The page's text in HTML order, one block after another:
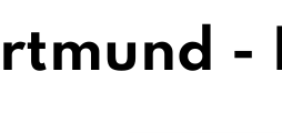
-